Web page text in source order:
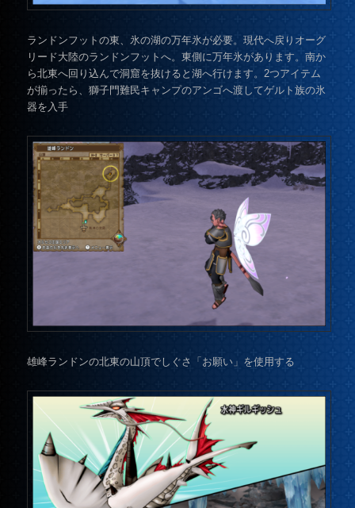
ランドンフットの東、氷の湖の万年氷が必要。現代へ戻りオーグ
リード大陸のランドンフットへ。東側に万年氷があります。南か
ら北東へ回り込んで洞窟を抜けると湖へ行けます。2つアイテム
が揃ったら、獅子門難民キャンプのアンゴへ渡してゲルト族の氷
器を入手
雄峰ランドンの北東の山頂でしぐさ「お願い」を使用する